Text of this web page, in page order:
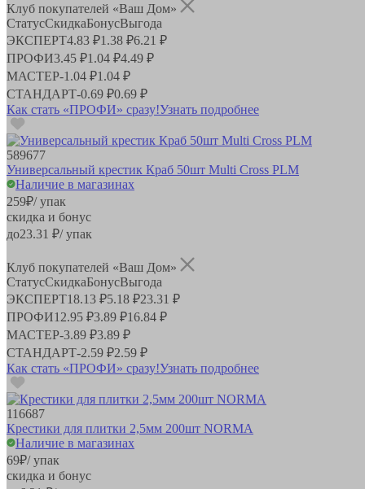
Клуб покупателей «Ваш Дом»
СтатусСкидкаБонусВыгода
ЭКСПЕРТ4.83 ₽1.38 ₽6.21 ₽
ПРОФИ3.45 ₽1.04 ₽4.49 ₽
МАСТЕР-1.04 ₽1.04 ₽
СТАНДАРТ-0.69 ₽0.69 ₽
Как стать «ПРОФИ» сразу!Узнать подробнее
589677
Универсальный крестик Краб 50шт Multi Cross PLM
Наличие в магазинах
259₽/ упак
скидка и бонус
до23.31 ₽/ упак
Клуб покупателей «Ваш Дом»
СтатусСкидкаБонусВыгода
ЭКСПЕРТ18.13 ₽5.18 ₽23.31 ₽
ПРОФИ12.95 ₽3.89 ₽16.84 ₽
МАСТЕР-3.89 ₽3.89 ₽
СТАНДАРТ-2.59 ₽2.59 ₽
Как стать «ПРОФИ» сразу!Узнать подробнее
116687
Крестики для плитки 2,5мм 200шт NORMA
Наличие в магазинах
69₽/ упак
скидка и бонус